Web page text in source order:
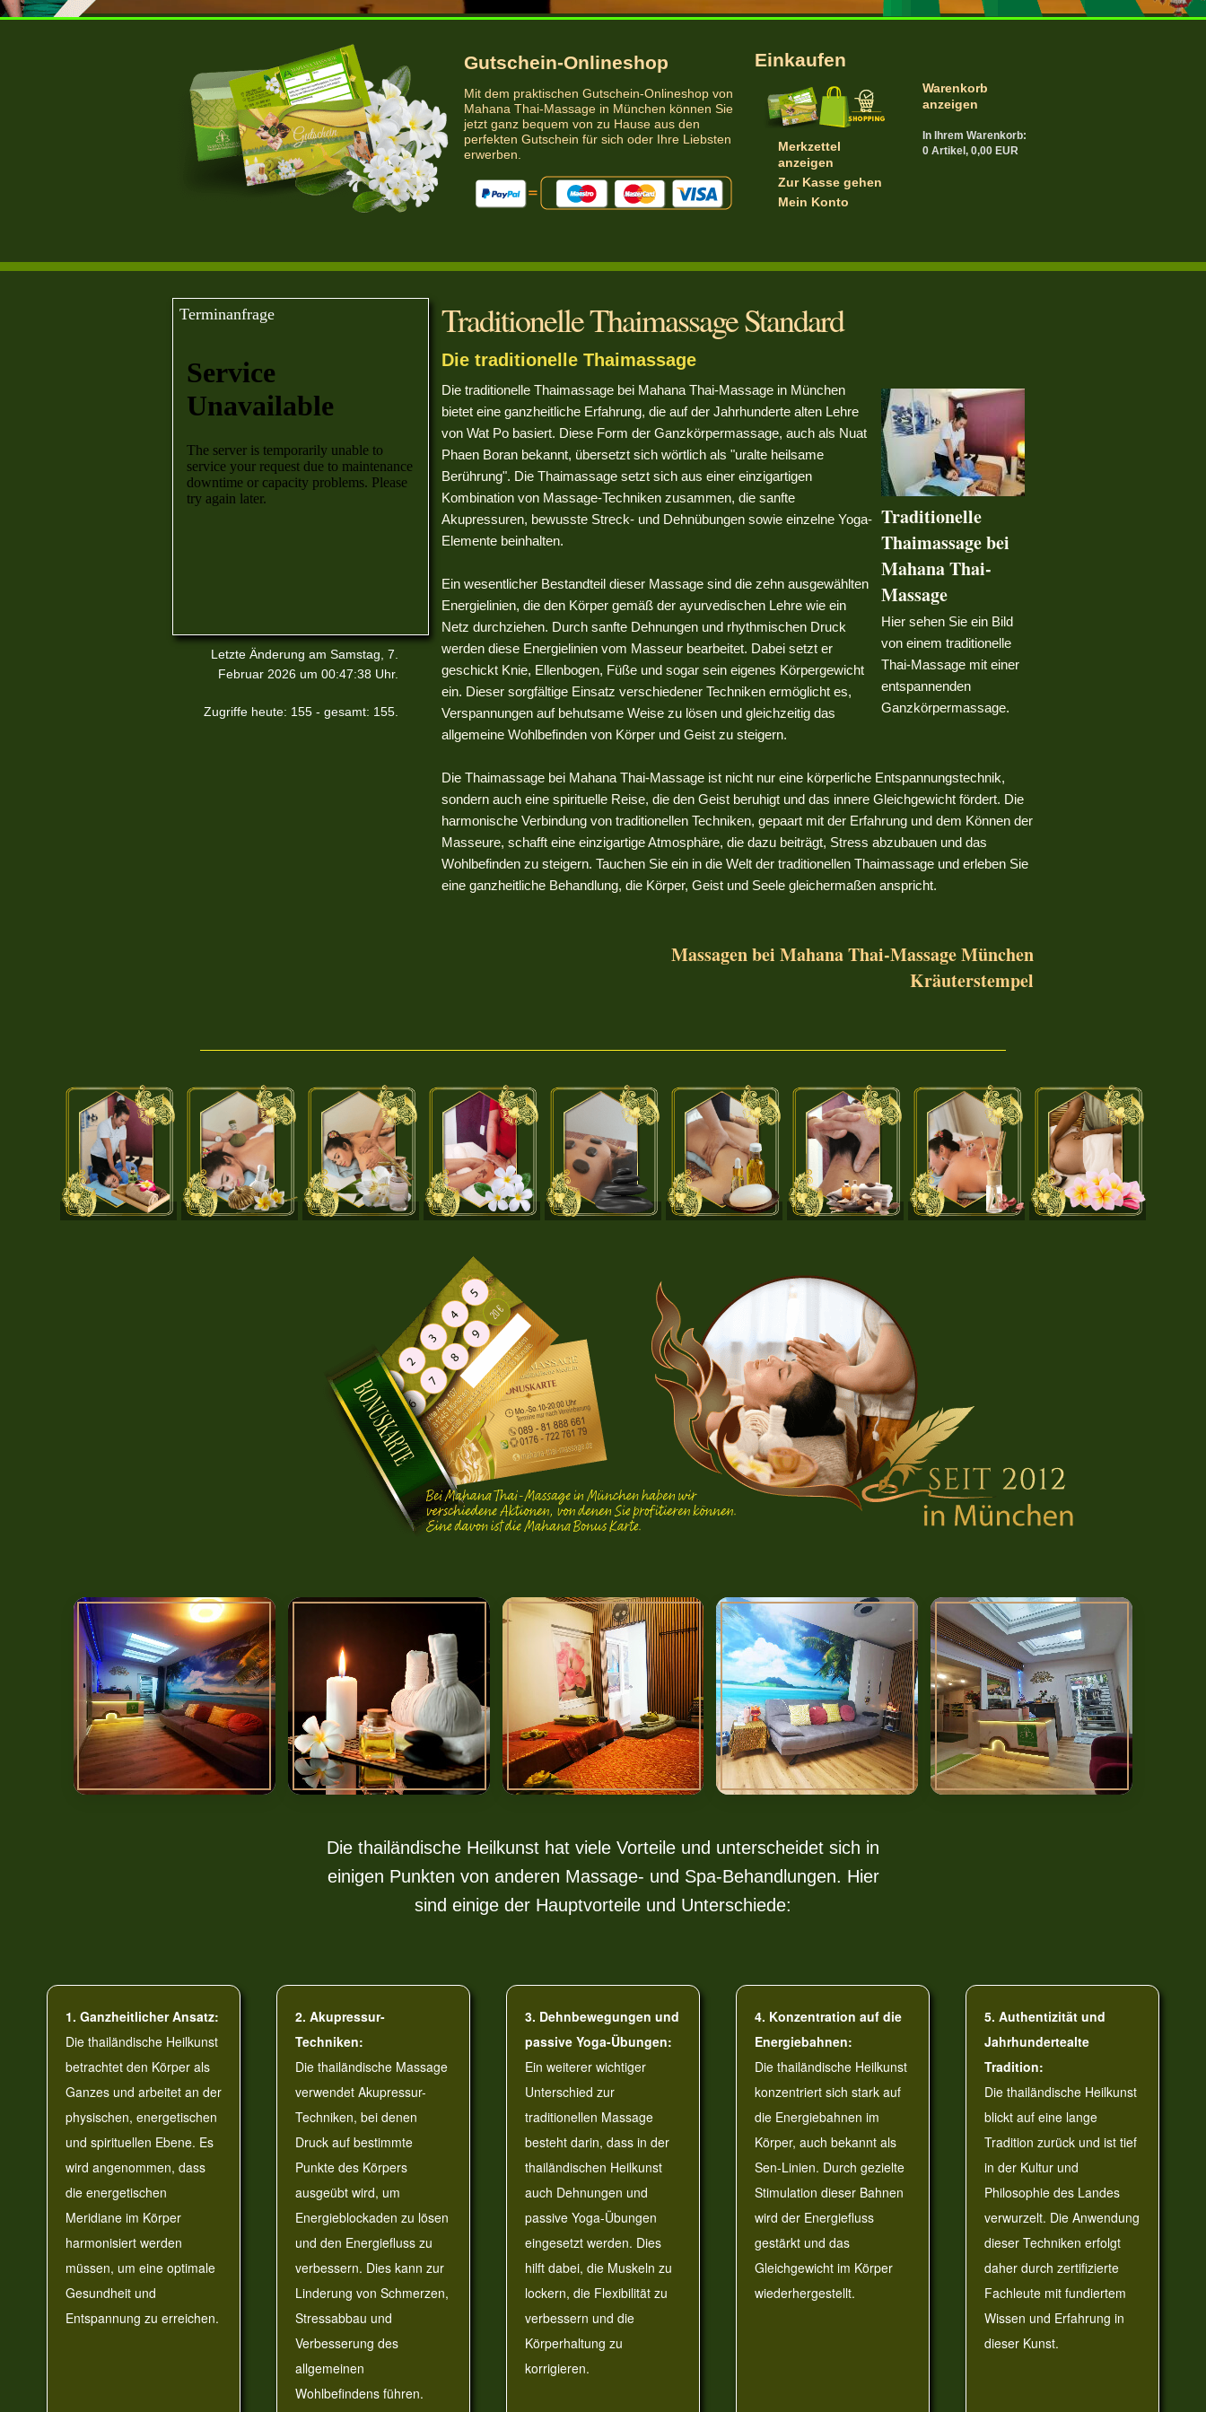
Gutschein-Onlineshop
Mit dem praktischen Gutschein-Onlineshop von
Mahana Thai-Massage in München können Sie
jetzt ganz bequem von zu Hause aus den
perfekten Gutschein für sich oder Ihre Liebsten
erwerben.
Einkaufen
Merkzettel
anzeigen
Zur Kasse gehen
Mein Konto
Warenkorb
anzeigen
In Ihrem Warenkorb:
0 Artikel, 0,00 EUR
Traditionelle Thaimassage Standard
Die traditionelle Thaimassage
Traditionelle
Thaimassage bei
Mahana Thai-
Massage
Hier sehen Sie ein Bild
von einem traditionelle
Thai-Massage mit einer
entspannenden
Ganzkörpermassage.
Die traditionelle Thaimassage bei Mahana Thai-Massage in München
bietet eine ganzheitliche Erfahrung, die auf der Jahrhunderte alten Lehre
von Wat Po basiert. Diese Form der Ganzkörpermassage, auch als Nuat
Phaen Boran bekannt, übersetzt sich wörtlich als "uralte heilsame
Berührung". Die Thaimassage setzt sich aus einer einzigartigen
Kombination von Massage-Techniken zusammen, die sanfte
Akupressuren, bewusste Streck- und Dehnübungen sowie einzelne Yoga-
Elemente beinhalten.
Ein wesentlicher Bestandteil dieser Massage sind die zehn ausgewählten
Energielinien, die den Körper gemäß der ayurvedischen Lehre wie ein
Netz durchziehen. Durch sanfte Dehnungen und rhythmischen Druck
werden diese Energielinien vom Masseur bearbeitet. Dabei setzt er
geschickt Knie, Ellenbogen, Füße und sogar sein eigenes Körpergewicht
ein. Dieser sorgfältige Einsatz verschiedener Techniken ermöglicht es,
Verspannungen auf behutsame Weise zu lösen und gleichzeitig das
allgemeine Wohlbefinden von Körper und Geist zu steigern.
Die Thaimassage bei Mahana Thai-Massage ist nicht nur eine körperliche Entspannungstechnik,
sondern auch eine spirituelle Reise, die den Geist beruhigt und das innere Gleichgewicht fördert. Die
harmonische Verbindung von traditionellen Techniken, gepaart mit der Erfahrung und dem Können der
Masseure, schafft eine einzigartige Atmosphäre, die dazu beiträgt, Stress abzubauen und das
Wohlbefinden zu steigern. Tauchen Sie ein in die Welt der traditionellen Thaimassage und erleben Sie
eine ganzheitliche Behandlung, die Körper, Geist und Seele gleichermaßen anspricht.
Massagen bei Mahana Thai-Massage München
Kräuterstempel
Terminanfrage
Letzte Änderung am Samstag, 7.
Februar 2026 um 00:47:38 Uhr.
Zugriffe heute: 155 - gesamt: 155.
Die thailändische Heilkunst hat viele Vorteile und unterscheidet sich in
einigen Punkten von anderen Massage- und Spa-Behandlungen. Hier
sind einige der Hauptvorteile und Unterschiede:
1. Ganzheitlicher Ansatz:
Die thailändische Heilkunst
betrachtet den Körper als
Ganzes und arbeitet an der
physischen, energetischen
und spirituellen Ebene. Es
wird angenommen, dass
die energetischen
Meridiane im Körper
harmonisiert werden
müssen, um eine optimale
Gesundheit und
Entspannung zu erreichen.
2. Akupressur-
Techniken:
Die thailändische Massage
verwendet Akupressur-
Techniken, bei denen
Druck auf bestimmte
Punkte des Körpers
ausgeübt wird, um
Energieblockaden zu lösen
und den Energiefluss zu
verbessern. Dies kann zur
Linderung von Schmerzen,
Stressabbau und
Verbesserung des
allgemeinen
Wohlbefindens führen.
3. Dehnbewegungen und
passive Yoga-Übungen:
Ein weiterer wichtiger
Unterschied zur
traditionellen Massage
besteht darin, dass in der
thailändischen Heilkunst
auch Dehnungen und
passive Yoga-Übungen
eingesetzt werden. Dies
hilft dabei, die Muskeln zu
lockern, die Flexibilität zu
verbessern und die
Körperhaltung zu
korrigieren.
4. Konzentration auf die
Energiebahnen:
Die thailändische Heilkunst
konzentriert sich stark auf
die Energiebahnen im
Körper, auch bekannt als
Sen-Linien. Durch gezielte
Stimulation dieser Bahnen
wird der Energiefluss
gestärkt und das
Gleichgewicht im Körper
wiederhergestellt.
5. Authentizität und
Jahrhundertealte
Tradition:
Die thailändische Heilkunst
blickt auf eine lange
Tradition zurück und ist tief
in der Kultur und
Philosophie des Landes
verwurzelt. Die Anwendung
dieser Techniken erfolgt
daher durch zertifizierte
Fachleute mit fundiertem
Wissen und Erfahrung in
dieser Kunst.